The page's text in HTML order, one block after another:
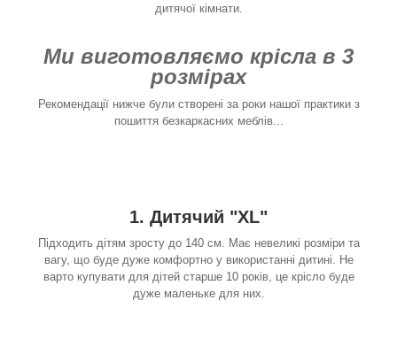
дитячої кімнати.
Ми виготовляємо крісла в 3
розмірах
Рекомендації нижче були створені за роки нашої практики з
пошиття безкаркасних меблів...
1. Дитячий "XL"
Підходить дітям зросту до 140 см. Має невеликі розміри та
вагу, що буде дуже комфортно у використанні дитині. Не
варто купувати для дітей старше 10 років, це крісло буде
дуже маленьке для них.